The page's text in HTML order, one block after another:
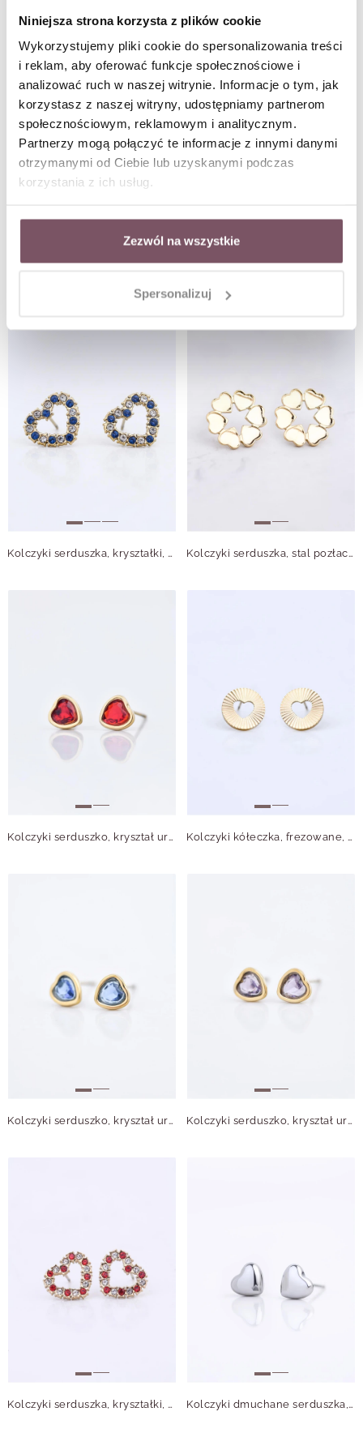
Niniejsza strona korzysta z plików cookie
Wykorzystujemy pliki cookie do spersonalizowania treści
i reklam, aby oferować funkcje społecznościowe i
analizować ruch w naszej witrynie. Informacje o tym, jak
korzystasz z naszej witryny, udostępniamy partnerom
społecznościowym, reklamowym i analitycznym.
Partnerzy mogą połączyć te informacje z innymi danymi
otrzymanymi od Ciebie lub uzyskanymi podczas
korzystania z ich usług.
Zezwól na wszystkie
Spersonalizuj
Kolczyki serduszka, kryształki, stal pozłacana S212767Z00 Kolczyki serduszka, stal pozłacana S212411Z00
Kolczyki serduszko, kryształ urodzeniowy Lipiec, stal pozłacana S210760Z00 Kolczyki kółeczka, frezowane, serduszka, stal pozłacana S211743Z00
Kolczyki serduszko, kryształ urodzeniowy Marzec, stal pozłacana S210757Z00 Kolczyki serduszko, kryształ urodzeniowy Czerwiec, stal pozłacana S210761Z00
Kolczyki serduszka, kryształki, stal pozłacana S212769Z00 Kolczyki dmuchane serduszka, stal S209969S00